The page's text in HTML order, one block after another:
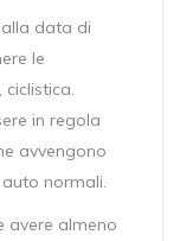
data di
le
in regola
avvengono
normali.
avere almeno